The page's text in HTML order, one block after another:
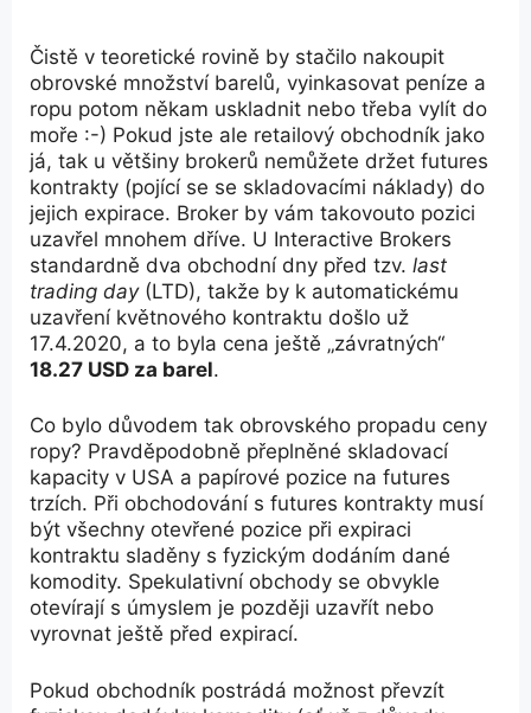
Čistě v teoretické rovině by stačilo nakoupit
obrovské množství barelů, vyinkasovat peníze a
ropu potom někam uskladnit nebo třeba vylít do
moře :-) Pokud jste ale retailový obchodník jako
já, tak u většiny brokerů nemůžete držet futures
kontrakty (pojící se se skladovacími náklady) do
jejich expirace. Broker by vám takovouto pozici
uzavřel mnohem dříve. U Interactive Brokers
standardně dva obchodní dny před tzv. last
trading day(LTD), takže by k automatickému
uzavření květnového kontraktu došlo už
17.4.2020, a to byla cena ještě „závratných“
18.27 USD za barel.
Co bylo důvodem tak obrovského propadu ceny
ropy? Pravděpodobně přeplněné skladovací
kapacity v USA a papírové pozice na futures
trzích. Při obchodování s futures kontrakty musí
být všechny otevřené pozice při expiraci
kontraktu sladěny s fyzickým dodáním dané
komodity. Spekulativní obchody se obvykle
otevírají s úmyslem je později uzavřít nebo
vyrovnat ještě před expirací.
Pokud obchodník postrádá možnost převzít